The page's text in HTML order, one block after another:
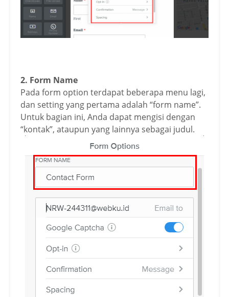
2. Form Name
Pada form option terdapat beberapa menu lagi,
dan setting yang pertama adalah “form name”.
Untuk bagian ini, Anda dapat mengisi dengan
“kontak”, ataupun yang lainnya sebagai judul.